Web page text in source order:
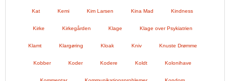
Kat Kemi Kim Larsen Kina Mad Kindness
Kirke Kirkegården Klage Klage over Psykiatrien
Klamt Klargøring Kloak Kniv Knuste Drømme
Kobber Koder Kodere Koldt Kolonihave